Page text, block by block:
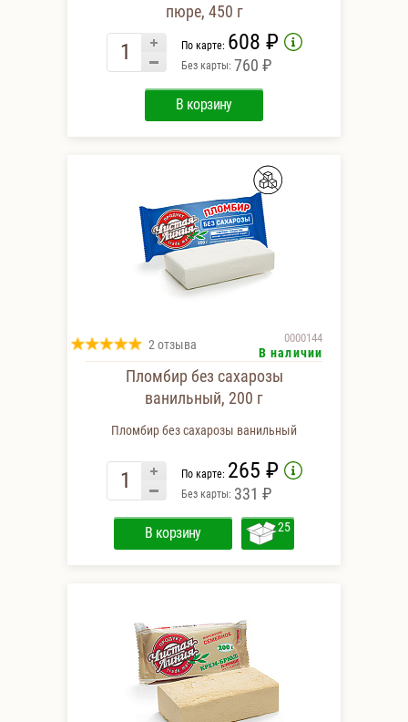
пюре, 450 г
По карте: 608 ₽
Без карты: 760 ₽
В корзину
2 отзыва 0000144
В наличии
Пломбир без сахарозы
ванильный, 200 г
Пломбир без сахарозы ванильный
По карте: 265 ₽
Без карты: 331 ₽
В корзину 25